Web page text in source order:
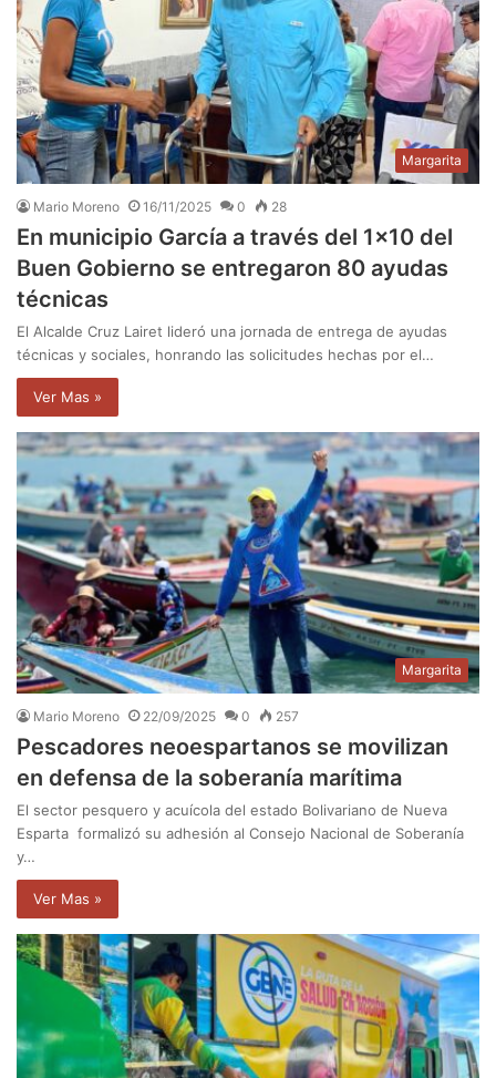
Margarita
Mario Moreno 16/11/2025 0 28
En municipio García a través del 1×10 del
Buen Gobierno se entregaron 80 ayudas
técnicas
El Alcalde Cruz Lairet lideró una jornada de entrega de ayudas
técnicas y sociales, honrando las solicitudes hechas por el…
Ver Mas »
Margarita
Mario Moreno 22/09/2025 0 257
Pescadores neoespartanos se movilizan
en defensa de la soberanía marítima
El sector pesquero y acuícola del estado Bolivariano de Nueva
Esparta formalizó su adhesión al Consejo Nacional de Soberanía
y…
Ver Mas »